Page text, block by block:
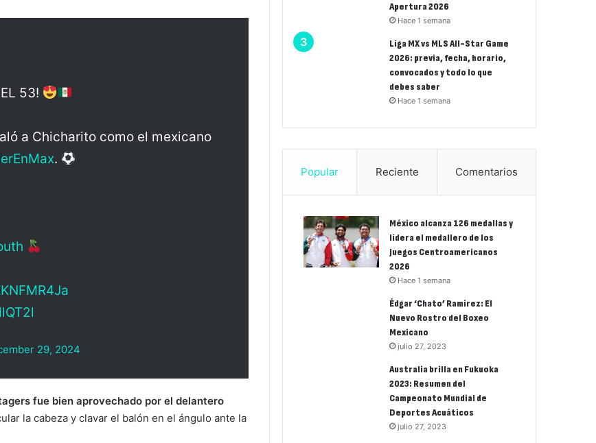
53!
a Chicharito como el mexicano
.
29, 2024
fue bien aprovechado por el delantero
la cabeza y clavar el balón en el ángulo ante la
Apertura 2026
Hace 1 semana
Liga MX vs MLS All-Star Game
2026: previa, fecha, horario,
convocados y todo lo que
debes saber
Hace 1 semana
Popular Reciente Comentarios
México alcanza 126 medallas y
lidera el medallero de los
Juegos Centroamericanos
2026
Hace 1 semana
Édgar ‘Chato’ Ramírez: El
Nuevo Rostro del Boxeo
Mexicano
julio 27, 2023
Australia brilla en Fukuoka
2023: Resumen del
Campeonato Mundial de
Deportes Acuáticos
julio 27, 2023